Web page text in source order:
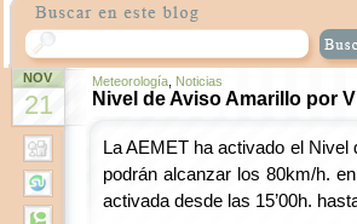
NOV
21
Meteorología, Noticias
Nivel de Aviso Amarillo por
La AEMET ha activado el
podrán alcanzar los 80km/h.
activada desde las 15’00h.